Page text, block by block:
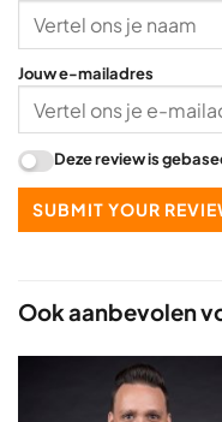
Ook aanbevolen
Jouw e-mailadres
Deze review is
SUBMIT YOUR